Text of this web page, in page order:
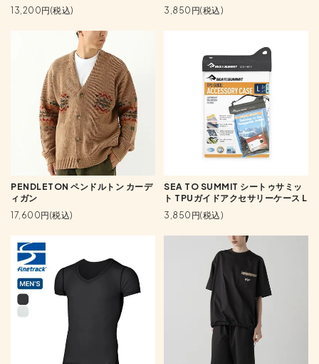
13,200円(税込)
3,850円(税込)
PENDLETON ペンドルトン カーデ
ィガン
17,600円(税込)
SEA TO SUMMIT シートゥサミッ
ト TPUガイドアクセサリーケース L
3,850円(税込)